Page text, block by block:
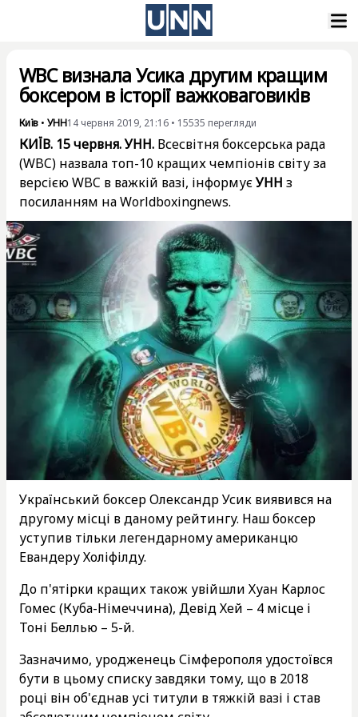
WBC визнала Усика другим кращим
боксером в історії важковаговиків
Київ • УНН14 червня 2019, 21:16 • 15535 перегляди
КИЇВ. 15 червня. УНН. Всесвітня боксерська рада
(WBC) назвала топ-10 кращих чемпіонів світу за
версією WBC в важкій вазі, інформуєУНН з
посиланням на Worldboxingnews.
Український боксер Олександр Усик виявився на
другому місці в даному рейтингу. Наш боксер
уступив тільки легендарному американцю
Евандеру Холіфілду.
До п'ятірки кращих також увійшли Хуан Карлос
Гомес (Куба-Німеччина), Девід Хей – 4 місце і
Тоні Беллью – 5-й.
Зазначимо, уродженець Сімферополя удостоївся
бути в цьому списку завдяки тому, що в 2018
році він об'єднав усі титули в тяжкій вазі і став